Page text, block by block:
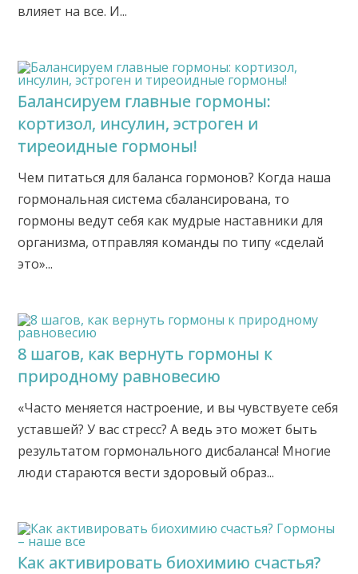
влияет на все. И...
Балансируем главные гормоны:
кортизол, инсулин, эстроген и
тиреоидные гормоны!
Чем питаться для баланса гормонов? Когда наша
гормональная система сбалансирована, то
гормоны ведут себя как мудрые наставники для
организма, отправляя команды по типу «сделай
это»...
8 шагов, как вернуть гормоны к
природному равновесию
«Часто меняется настроение, и вы чувствуете себя
уставшей? У вас стресс? А ведь это может быть
результатом гормонального дисбаланса! Многие
люди стараются вести здоровый образ...
Как активировать биохимию счастья?